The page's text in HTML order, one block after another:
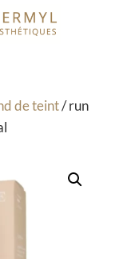
de teint/ run